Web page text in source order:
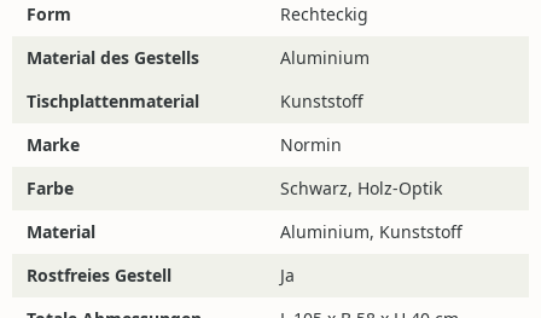
025619573005
zu erreichen, und per E-Mail erreichen Sie
uns unter: info@4jahreszeitengartenmobel.de
Form
Rechteckig
Material des Gestells
Aluminium
Tischplattenmaterial
Kunststoff
Marke
Normin
Farbe
Schwarz, Holz-Optik
Material
Aluminium, Kunststoff
Rostfreies Gestell
Ja